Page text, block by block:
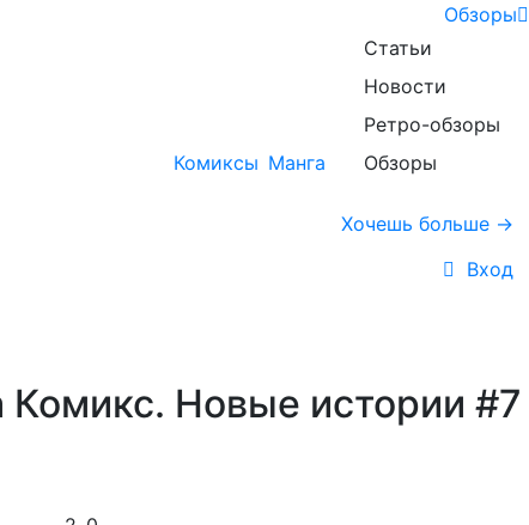
Комиксы Манга
Обзоры
Статьи
Новости
Ретро-обзоры
Обзоры
Хочешь больше →
Вход
Новые истории #7